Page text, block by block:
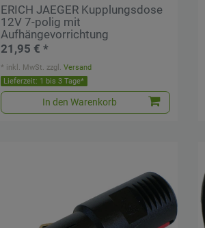
ERICH JAEGER Kupplungsdose
12V 7-polig mit
Aufhängevorrichtung
21,95 € *
Lieferzeit: 1 bis 3 Tage*
In den Warenkorb
* inkl. MwSt. zzgl.Versand